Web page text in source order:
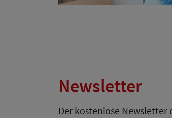
Newsletter
Der kostenlose Newsletter